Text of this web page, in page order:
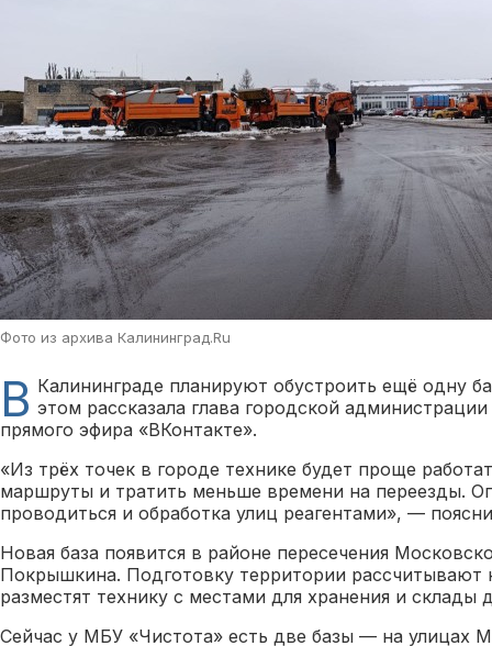
Фото из архива Калининград.Ru
В Калининграде планируют обустроить ещё одну
этом рассказала глава городской
прямого эфира «ВКонтакте».
«Из трёх точек в городе технике будет проще
маршруты и тратить меньше времени на переезды.
проводиться и обработка улиц реагентами», —
Новая база появится в районе пересечения
Покрышкина. Подготовку территории рассчитывают
разместят технику с местами для хранения и склады
Сейчас у МБУ «Чистота» есть две базы — на улицах